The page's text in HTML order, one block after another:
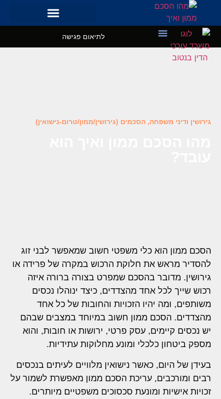
לתיאום פגישה
גירושין ודיני משפחה, הסכמים (גירושין/ממון/טרום-נישואין)
הסכם ממון הוא כלי משפטי חשוב שמאפשר לבני זוג
להסדיר מראש את חלוקת הרכוש במקרה של פרידה או
גירושין. מדובר בהסכם שמפרט בצורה ברורה איזה
רכוש שייך לכל אחד מהצדדים, כיצד ינוהלו נכסים
משותפים, ומה יהיו הזכויות והחובות של כל אחד
מהצדדים. הסכם ממון חשוב במיוחד במצבים שבהם
יש נכסים קיימים, עסק פרטי, ירושות או חובות, והוא
מספק ביטחון כלכלי ומונע מחלוקות עתידיות.
בעידן של היום, כאשר נישואין מלוויים לעיתים בנכסים
רבים ומורכבים, עריכת הסכם ממון מאפשרת לשמור על
זכויות אישיות ומונעת סכסוכים משפטיים מיותרים.